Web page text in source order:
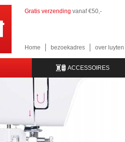
Gratis verzending vanaf €50,-
Home bezoekadres over
ACCESSOIRES